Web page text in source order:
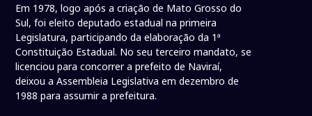
Em 1978, logo após a criação de Mato Grosso do
Sul, foi eleito deputado estadual na primeira
Legislatura, participando da elaboração da 1ª
Constituição Estadual. No seu terceiro mandato, se
licenciou para concorrer a prefeito de Naviraí,
deixou a Assembleia Legislativa em dezembro de
1988 para assumir a prefeitura.